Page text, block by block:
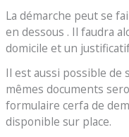
La démarche peut se
en dessous . Il faudra
domicile et un
Il est aussi possible de
mêmes documents
formulaire cerfa de
disponible sur place.